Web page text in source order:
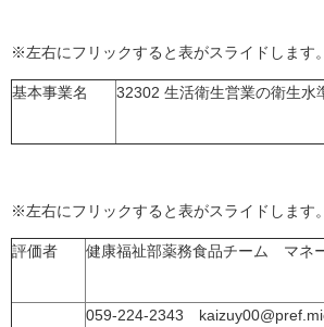
※左右にフリックすると表がスライドします。
基本事業名 32302 生活衛生営業の衛生水
※左右にフリックすると表がスライドします。
評価者 健康福祉部薬務食品チーム マ
059-224-2343